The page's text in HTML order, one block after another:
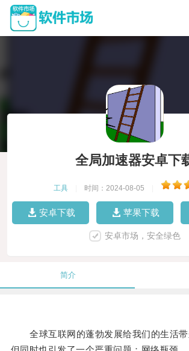
全局加速器安卓下
工具 时间：2024-08-05
安卓下载 苹果下载
安卓市场，安全绿色
简介
全球互联网的蓬勃发展给我们的生活带